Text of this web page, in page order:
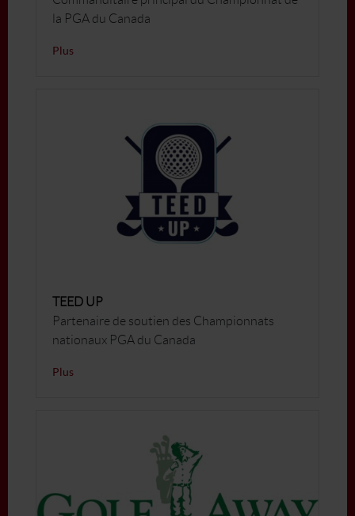
la PGA du Canada
Plus
TEED UP
Partenaire de soutien des Championnats
nationaux PGA du Canada
Plus